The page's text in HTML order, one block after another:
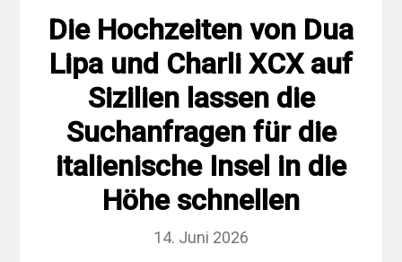
Die Hochzeiten von Dua
Lipa und Charli XCX auf
Sizilien lassen die
Suchanfragen für die
italienische Insel in die
Höhe schnellen
14. Juni 2026